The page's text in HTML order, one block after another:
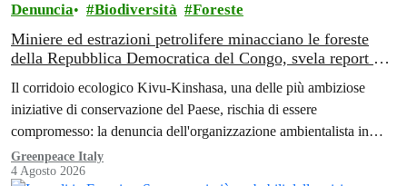
Denuncia Biodiversità Foreste
Miniere ed estrazioni petrolifere minacciano le foreste
della Repubblica Democratica del Congo, svela report di
Il corridoio ecologico Kivu-Kinshasa, una delle più ambiziose
iniziative di conservazione del Paese, rischia di essere
compromesso: la denuncia dell'organizzazione ambientalista in
Africa.
Greenpeace Italy
4 Agosto 2026